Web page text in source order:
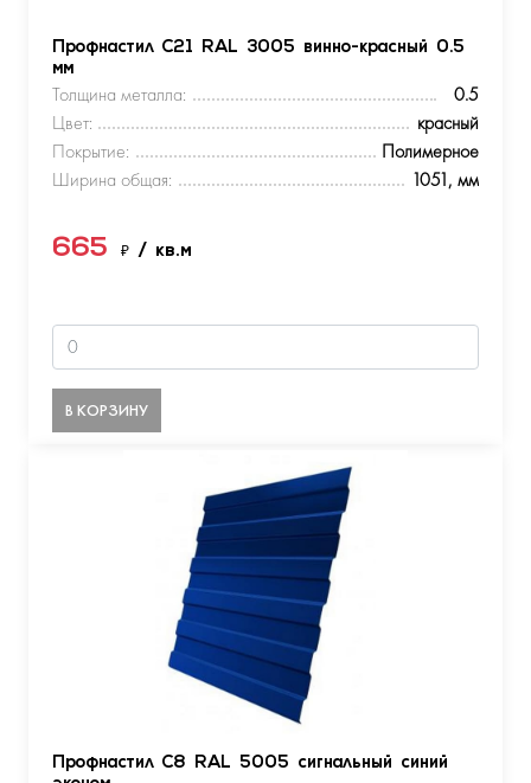
Профнастил С21 RAL 3005 винно-красный 0.5
мм
Толщина металла:
0.5
Цвет:
красный
Покрытие:
Полимерное
Ширина общая:
1051, мм
665 ₽ / кв.м
В КОРЗИНУ
Профнастил С8 RAL 5005 сигнальный синий